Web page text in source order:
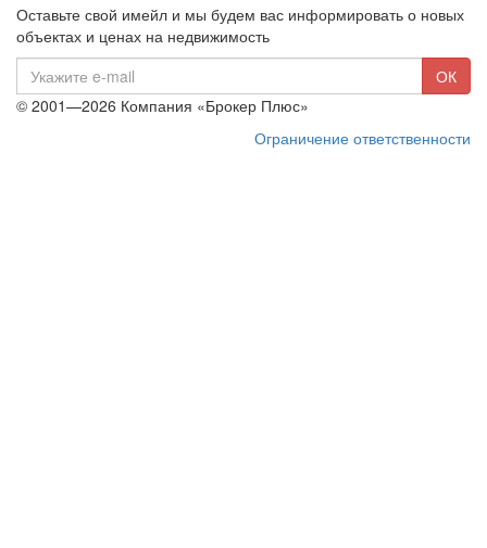
Оставьте свой имейл и мы будем вас информировать о новых
объектах и ценах на недвижимость
mail
ОК
© 2001—2026 Компания «Брокер Плюс»
Ограничение ответственности